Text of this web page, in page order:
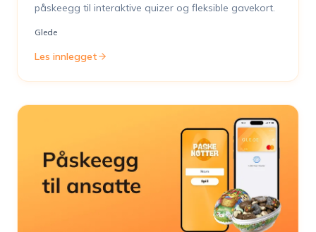
påskeegg til interaktive quizer og fleksible gavekort.
Glede
Les innlegget